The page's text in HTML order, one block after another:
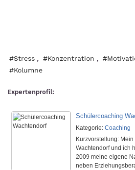
#Stress , #Konzentration ,
#Kolumne
Expertenprofil: